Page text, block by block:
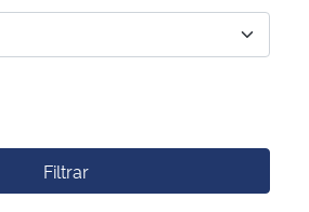
Filtrar